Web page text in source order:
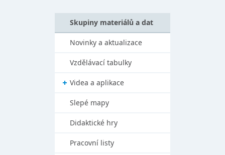
Skupiny materiálů a dat
Novinky a aktualizace
Vzdělávací tabulky
Videa a aplikace
Slepé mapy
Didaktické hry
Pracovní listy